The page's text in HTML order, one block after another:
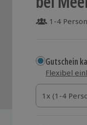
1-4
Gutschein
Flexibel
1x (1-4
1x (1-4
1x (1-4